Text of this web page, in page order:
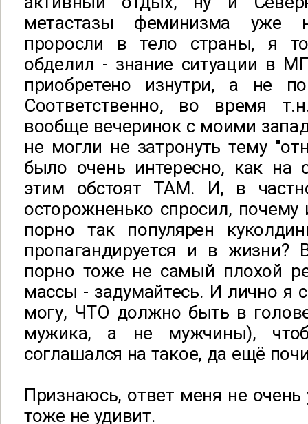
метастазы феминизма уже
проросли в тело страны, я
обделил - знание ситуации в
приобретено изнутри, а не
Соответственно, во время
вообще вечеринок с моими
не могли не затронуть тему
было очень интересно, как на
этим обстоят ТАМ. И, в
осторожненько спросил,
порно так популярен
пропагандируется и в жизни?
порно тоже не самый плохой
массы - задумайтесь. И лично я
могу, ЧТО должно быть в
мужика, а не мужчины),
соглашался на такое, да ещё
Признаюсь, ответ меня не
тоже не удивит.